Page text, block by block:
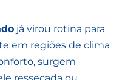
já virou rotina para
em regiões de clima
surgem